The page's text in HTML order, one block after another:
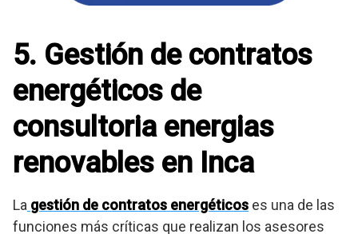
5. Gestión de contratos
energéticos de
consultoria energias
renovables en Inca
La gestión de contratos energéticos es una de las
funciones más críticas que realizan los asesores